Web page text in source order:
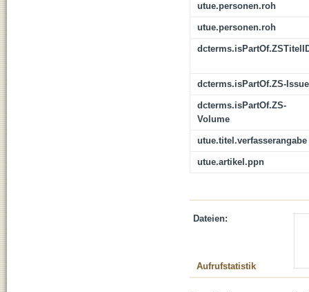
utue.personen.roh
utue.personen.roh
dcterms.isPartOf.ZS-Issue
dcterms.isPartOf.ZS-
Volume
utue.titel.verfasserangabe
utue.artikel.ppn
Dateien:
Aufrufstatistik